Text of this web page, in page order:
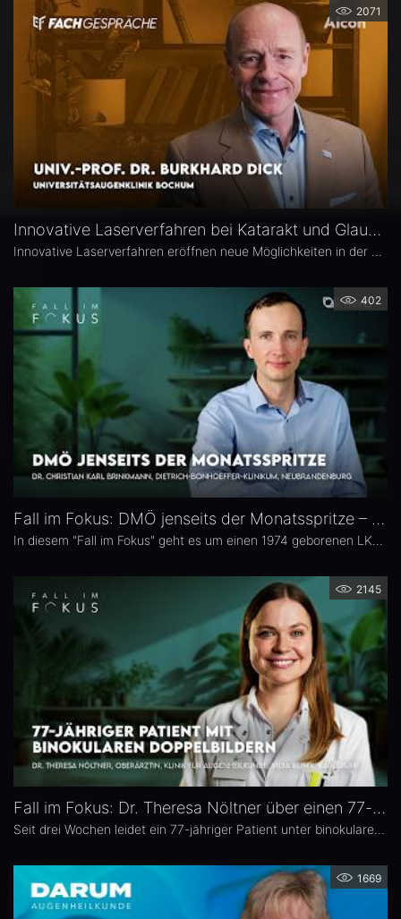
2071
Innovative Laserverfahren bei Katarakt und Glaukom – Univ.-Prof. Dr. Burkhard Dick
402
Fall im Fokus: DMÖ jenseits der Monatsspritze – Dr. Christian Karl Brinkmann
2145
Fall im Fokus: Dr. Theresa Nöltner über einen 77-jährigen Patienten mit binokularen Doppelbildern
1669